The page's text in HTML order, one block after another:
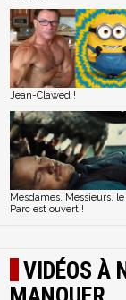
Jean-Clawed !
Mesdames, Messieurs, le
Parc est ouvert !
VIDÉOS À